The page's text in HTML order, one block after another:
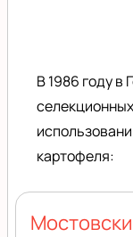
В 1986 году в
картофеля: